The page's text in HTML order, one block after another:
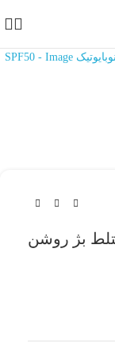
بژ روشن